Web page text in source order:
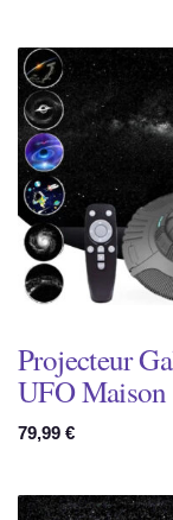
Projecteur
UFO Maison
79,99 €